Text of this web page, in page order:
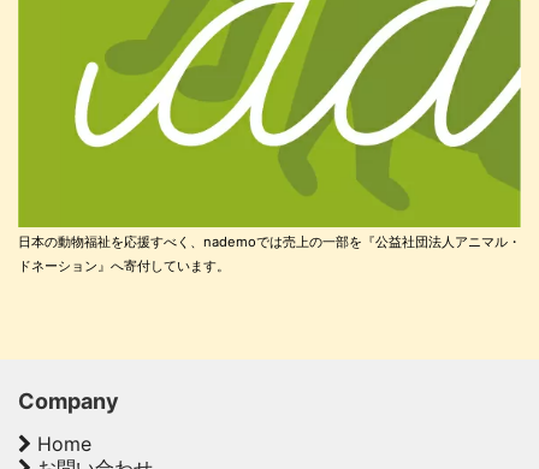
日本の動物福祉を応援すべく、nademoでは売上の一部を『公益社団法人アニマル・
ドネーション』へ寄付しています。
Company
Home